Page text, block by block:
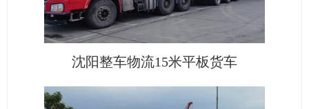
沈阳整车物流15米平板货车